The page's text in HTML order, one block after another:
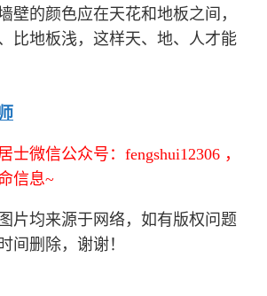
壁的颜色应在天花和地板之间，
比地板浅，这样天、地、人才能
士微信公众号：fengshui12306 ，
信息~
片均来源于网络，如有版权问题
间删除，谢谢！